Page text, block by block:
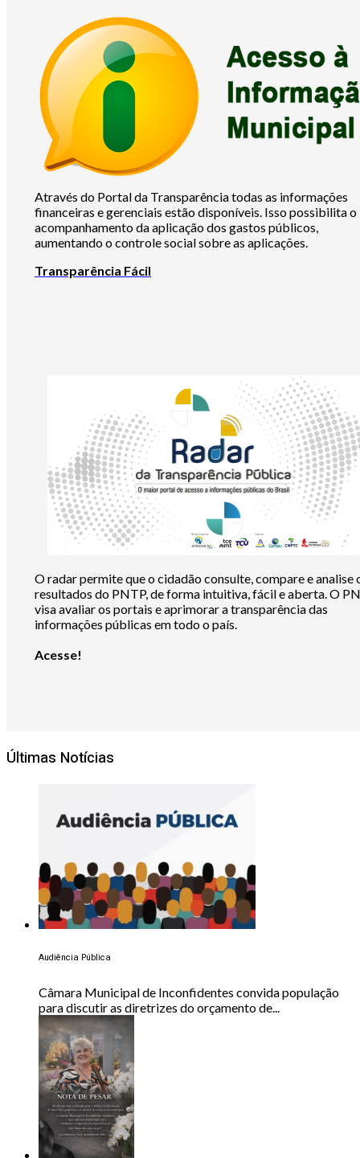
Através do Portal da Transparência todas as informações
financeiras e gerenciais estão disponíveis. Isso possibilita o
acompanhamento da aplicação dos gastos públicos,
aumentando o controle social sobre as aplicações.
Transparência Fácil
O radar permite que o cidadão consulte, compare e analise
resultados do PNTP, de forma intuitiva, fácil e aberta. O
visa avaliar os portais e aprimorar a transparência das
informações públicas em todo o país.
Acesse!
Últimas Notícias
Audiência Pública
Câmara Municipal de Inconfidentes convida população
para discutir as diretrizes do orçamento de...